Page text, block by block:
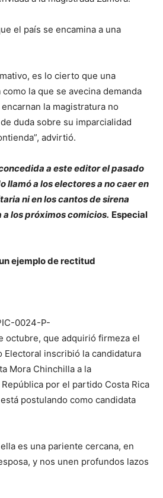
el país se encamina a una
es lo cierto que una
la que se avecina demanda
la magistratura no
duda sobre su imparcialidad
advirtió.
a este editor el pasado
llamó a los electores a no caer en
ni en los cantos de sirena
los próximos comicios. Especial
ejemplo de rectitud
0024-P-
octubre, que adquirió firmeza el
Electoral inscribió la candidatura
Mora Chinchilla a la
por el partido Costa Rica
postulando como candidata
es una pariente cercana, en
y nos unen profundos lazos